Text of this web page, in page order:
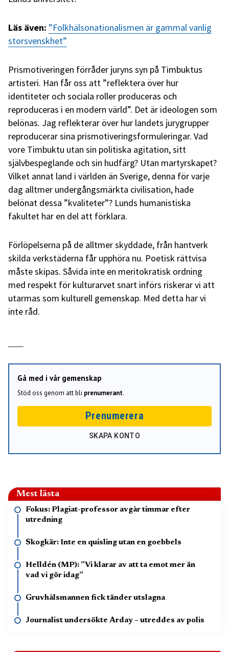
Läs även: ”Folkhälsonationalismen är gammal vanlig
storsvenskhet”
Prismotiveringen förråder juryns syn på Timbuktus
artisteri. Han får oss att ”reflektera över hur
identiteter och sociala roller produceras och
reproduceras i en modern värld”. Det är ideologen som
belönas. Jag reflekterar över hur landets jurygrupper
reproducerar sina prismotiveringsformuleringar. Vad
vore Timbuktu utan sin politiska agitation, sitt
självbespeglande och sin hudfärg? Utan martyrskapet?
Vilket annat land i världen än Sverige, denna för varje
dag alltmer undergångsmärkta civilisation, hade
belönat dessa ”kvaliteter”? Lunds humanistiska
fakultet har en del att förklara.
Förlöpelserna på de alltmer skyddade, från hantverk
skilda verkstäderna får upphöra nu. Poetisk rättvisa
måste skipas. Såvida inte en meritokratisk ordning
med respekt för kulturarvet snart införs riskerar vi att
utarmas som kulturell gemenskap. Med detta har vi
inte råd.
Gå med i vår gemenskap
Stöd oss genom att bli prenumerant.
Prenumerera
SKAPA KONTO
Mest lästa
Fokus: Plagiat-professor avgår timmar efter
utredning
Skogkär: Inte en quisling utan en goebbels
Helldén (MP): ”Vi klarar av att ta emot mer än
vad vi gör idag”
Gruvhålsmannen fick tänder utslagna
Journalist undersökte Arday – utreddes av polis